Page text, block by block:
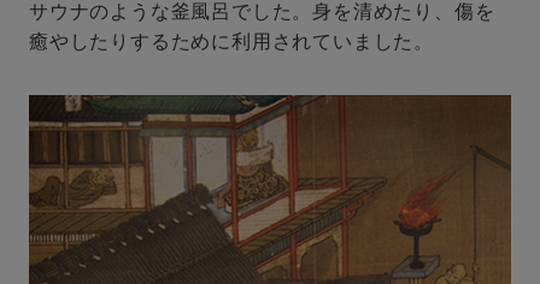
サウナのような釜風呂でした。身を清めたり、傷を
癒やしたりするために利用されていました。